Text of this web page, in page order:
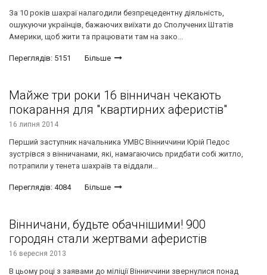
За 10 років шахраї налагодили безпрецедентну діяльність,
ошукуючи українців, бажаючих виїхати до Сполучених Штатів
Америки, щоб жити та працювати там на зако...
Переглядів: 5151 Більше
Майже три роки 16 вінничан чекають
покарання для "квартирних аферистів"
16 липня 2014
Перший заступник начальника УМВС Вінниччини Юрій Педос
зустрівся з вінничанами, які, намагаючись придбати собі житло,
потрапили у тенета шахраїв та віддали...
Переглядів: 4084 Більше
Вінничани, будьте обачнішими! 900
городян стали жертвами аферистів
16 вересня 2013
В цьому році з заявами до міліції Вінниччини звернулися понад